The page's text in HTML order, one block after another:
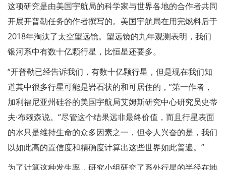
这项研究是由美国宇航局的科学家与世界各地的合作者共同
开展开普勒任务的作者撰写的。美国宇航局在用完燃料后于
2018年淘汰了太空望远镜。望远镜的九年观测表明，我们
银河系中有数十亿颗行星，比恒星还要多。
“开普勒已经告诉我们，有数十亿颗行星，但是现在我们知
道其中很多行星可能是岩石状的和可居住的，”第一作者，
加利福尼亚州硅谷的美国宇航局艾姆斯研究中心研究员史蒂
夫·布赖森说。“尽管这个结果远非最终价值，而且行星表面
的水只是维持生命的众多因素之一，但令人兴奋的是，我们
以如此高的置信度和精确度计算出这些世界如此普遍。”
为了计算这种发生率，研究小组研究了系外行星的半径在地